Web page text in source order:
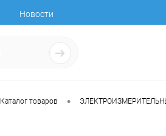
Новости
Каталог товаров •